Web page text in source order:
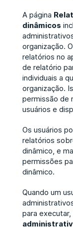
A página
dinâmicos
organização.
relatórios no
de relatório
individuais a
organização.
permissão de
usuários e
Os usuários
relatórios
dinâmico, e
permissões
dinâmico.
Quando um
para